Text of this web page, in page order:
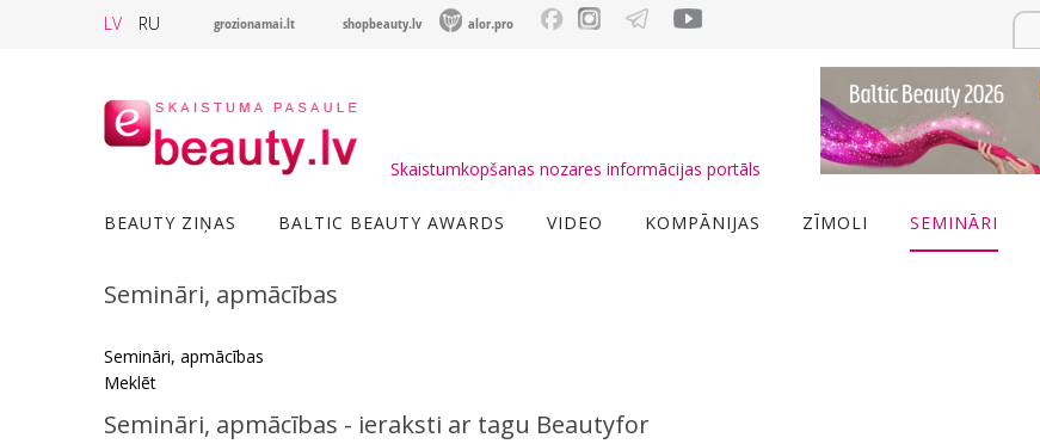
LV RU grozionamai.lt shopbeauty.lv alor.pro
Skaistumkopšanas nozares informācijas portāls
BEAUTY ZIŅAS BALTIC BEAUTY AWARDS VIDEO KOMPĀNIJAS ZĪMOLI SEMINĀRI
Semināri, apmācības
Semināri, apmācības
Meklēt
Semināri, apmācības - ieraksti ar tagu Beautyfor